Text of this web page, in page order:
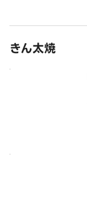
きん太焼